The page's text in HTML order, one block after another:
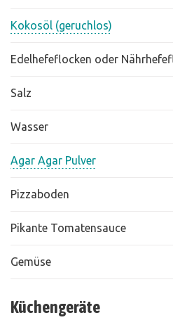
Kokosöl (geruchlos)
Edelhefeflocken oder
Salz
Wasser
Agar Agar Pulver
Pizzaboden
Pikante Tomatensauce
Gemüse
Küchengeräte